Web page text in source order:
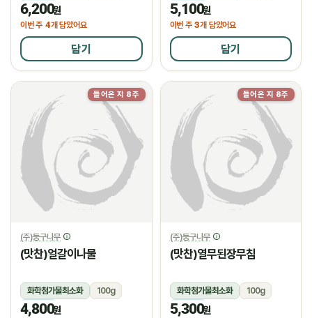
냉장
6,200원
이번 주 4개 담았어요
담기
냉장
5,100원
이번 주 3개 담았어요
담기
들어온 지 8주
(주)둥구나무
(맛찬)얼갈이나물
화학첨가물최소화
100g
냉장
4,800원
들어온 지 8주
(주)둥구나무
(맛찬)열무된장무침
화학첨가물최소화
100g
냉장
5,300원